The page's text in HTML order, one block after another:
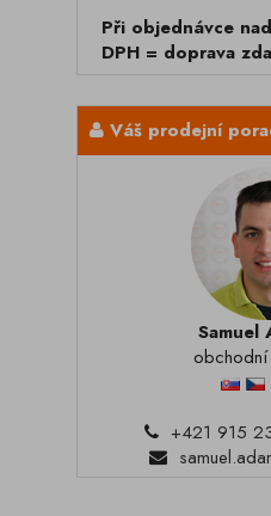
Při objednávce
DPH = doprava
Váš prodejní
Samuel
obchodní
+421 915